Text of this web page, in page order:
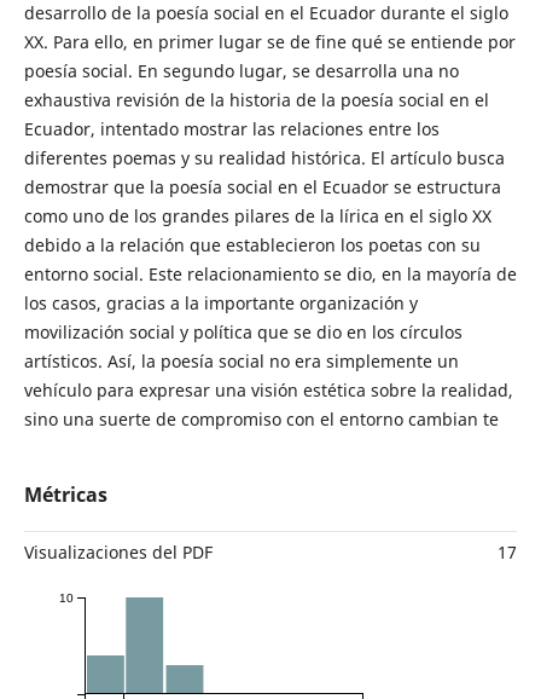
desarrollo de la poesía social en el Ecuador durante el siglo
XX. Para ello, en primer lugar se de fine qué se entiende por
poesía social. En segundo lugar, se desarrolla una no
exhaustiva revisión de la historia de la poesía social en el
Ecuador, intentado mostrar las relaciones entre los
diferentes poemas y su realidad histórica. El artículo busca
demostrar que la poesía social en el Ecuador se estructura
como uno de los grandes pilares de la lírica en el siglo XX
debido a la relación que establecieron los poetas con su
entorno social. Este relacionamiento se dio, en la mayoría de
los casos, gracias a la importante organización y
movilización social y política que se dio en los círculos
artísticos. Así, la poesía social no era simplemente un
vehículo para expresar una visión estética sobre la realidad,
sino una suerte de compromiso con el entorno cambian te
Métricas
Visualizaciones del PDF 17
10